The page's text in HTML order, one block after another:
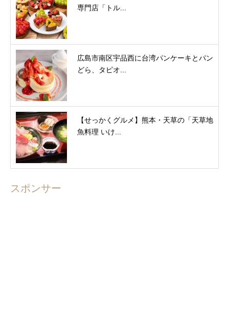
専門店「トル...
広島市南区宇品西に台湾パンケーキとパン
どら、タピオ...
【せっかくグルメ】熊本・天草の「天草地
魚料理 いけ...
スポンサー